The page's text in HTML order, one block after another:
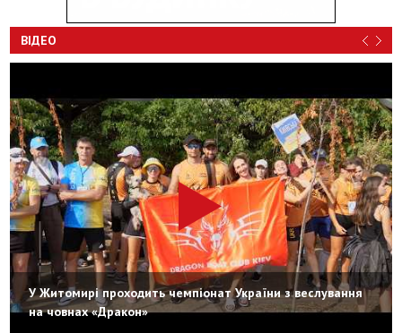
ВІДЕО
У Житомирі проходить чемпіонат України з веслування
на човнах «Дракон»